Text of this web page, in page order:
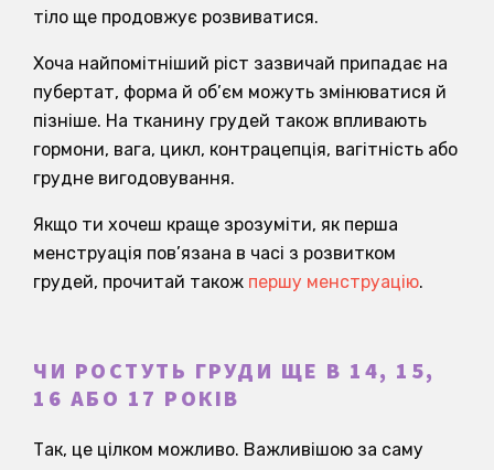
тіло ще продовжує розвиватися.
Хоча найпомітніший ріст зазвичай припадає на
пубертат, форма й об’єм можуть змінюватися й
пізніше. На тканину грудей також впливають
гормони, вага, цикл, контрацепція, вагітність або
грудне вигодовування.
Якщо ти хочеш краще зрозуміти, як перша
менструація пов’язана в часі з розвитком
грудей, прочитай також першу менструацію.
ЧИ РОСТУТЬ ГРУДИ ЩЕ В 14, 15,
16 АБО 17 РОКІВ
Так, це цілком можливо. Важливішою за саму